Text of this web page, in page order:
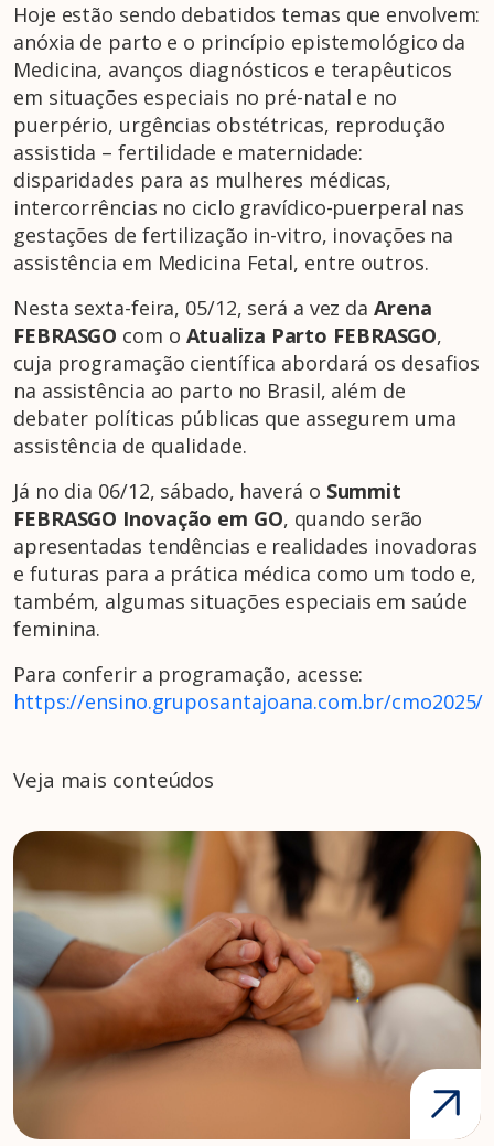
Hoje estão sendo debatidos temas que envolvem:
anóxia de parto e o princípio epistemológico da
Medicina, avanços diagnósticos e terapêuticos
em situações especiais no pré-natal e no
puerpério, urgências obstétricas, reprodução
assistida – fertilidade e maternidade:
disparidades para as mulheres médicas,
intercorrências no ciclo gravídico-puerperal nas
gestações de fertilização in-vitro, inovações na
assistência em Medicina Fetal, entre outros.
Nesta sexta-feira, 05/12, será a vez da Arena
FEBRASGO com o Atualiza Parto FEBRASGO,
cuja programação científica abordará os desafios
na assistência ao parto no Brasil, além de
debater políticas públicas que assegurem uma
assistência de qualidade.
Já no dia 06/12, sábado, haverá o Summit
FEBRASGO Inovação em GO, quando serão
apresentadas tendências e realidades inovadoras
e futuras para a prática médica como um todo e,
também, algumas situações especiais em saúde
feminina.
Para conferir a programação, acesse:
https://ensino.gruposantajoana.com.br/cmo2025/
Veja mais conteúdos